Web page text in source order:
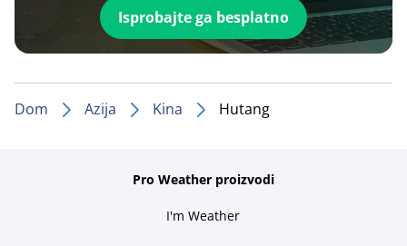
Isprobajte ga besplatno
Dom Azija Kina Hutang
Pro Weather proizvodi
I'm Weather